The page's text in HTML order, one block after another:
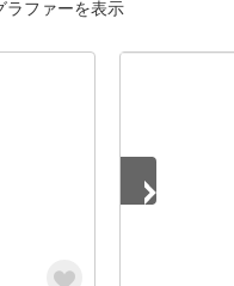
ラファーを表示